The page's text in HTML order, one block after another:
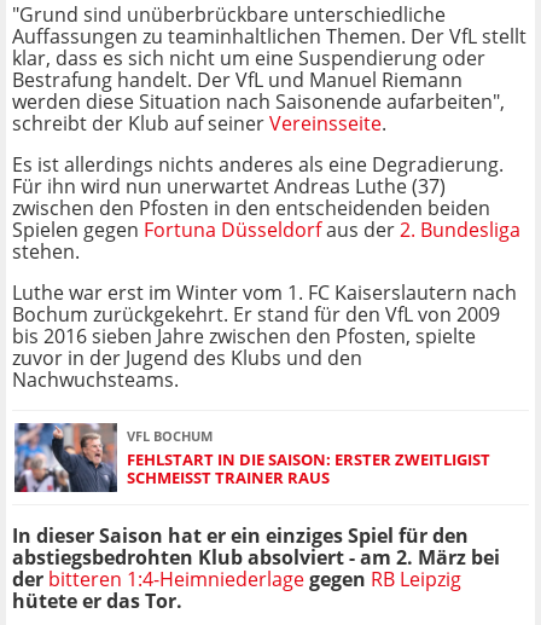
"Grund sind unüberbrückbare unterschiedliche
Auffassungen zu teaminhaltlichen Themen. Der VfL stellt
klar, dass es sich nicht um eine Suspendierung oder
Bestrafung handelt. Der VfL und Manuel Riemann
werden diese Situation nach Saisonende aufarbeiten",
schreibt der Klub auf seinerVereinsseite.
Es ist allerdings nichts anderes als eine Degradierung.
Für ihn wird nun unerwartet Andreas Luthe (37)
zwischen den Pfosten in den entscheidenden beiden
Spielen gegen Fortuna Düsseldorfaus der2. Bundesliga
stehen.
Luthe war erst im Winter vom 1. FC Kaiserslautern nach
Bochum zurückgekehrt. Er stand für den VfL von 2009
bis 2016 sieben Jahre zwischen den Pfosten, spielte
zuvor in der Jugend des Klubs und den
Nachwuchsteams.
VFL BOCHUM
FEHLSTART IN DIE SAISON: ERSTER ZWEITLIGIST
SCHMEISST TRAINER RAUS
In dieser Saison hat er ein einziges Spiel für den
abstiegsbedrohten Klub absolviert - am 2. März bei
der bitteren 1:4-Heimniederlagegegen RB Leipzig
hütete er das Tor.